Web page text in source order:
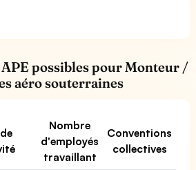
APE possibles pour Monteur /
aéro souterraines
Nombre
d'employés
travaillant
Conventions
collectives